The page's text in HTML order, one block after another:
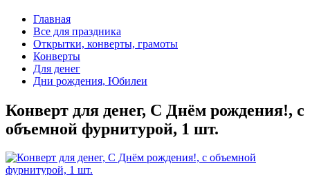
Главная
Все для праздника
Открытки, конверты, грамоты
Конверты
Для денег
Дни рождения, Юбилеи
Конверт для денег, С Днём рождения!, с
объемной фурнитурой, 1 шт.